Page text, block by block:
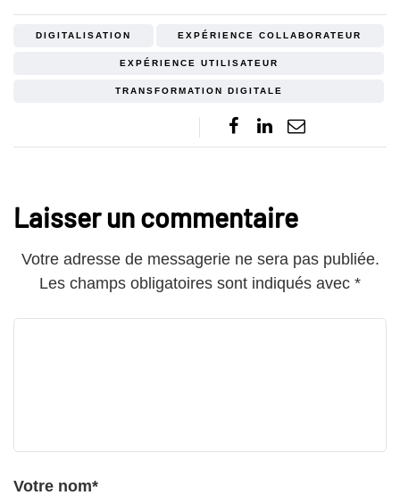
DIGITALISATION EXPÉRIENCE COLLABORATEUR
EXPÉRIENCE UTILISATEUR
TRANSFORMATION DIGITALE
Laisser un commentaire
Votre adresse de messagerie ne sera pas publiée.
Les champs obligatoires sont indiqués avec *
Votre nom*